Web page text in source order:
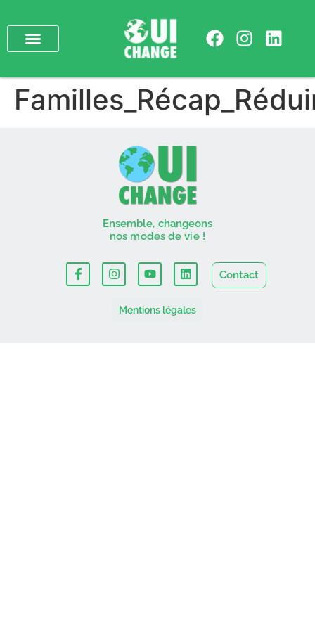
Ensemble, changeons
nos modes de vie !
Contact
Mentions légales